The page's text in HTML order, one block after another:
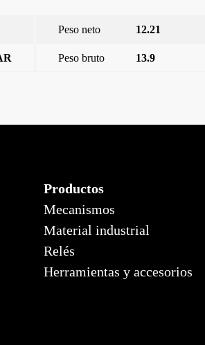
Peso neto 12.21
Peso bruto 13.9
Productos
Mecanismos
Material industrial
Relés
Herramientas y accesorios